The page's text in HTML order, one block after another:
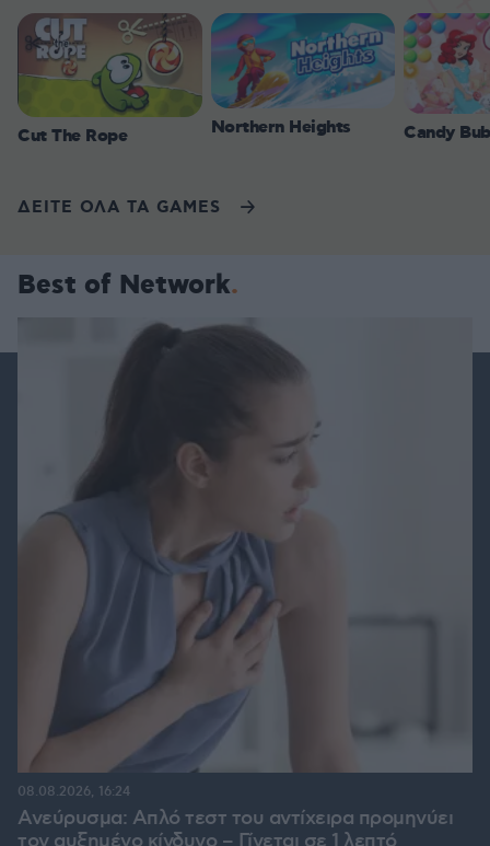
Cut The Rope Northern Heights Candy
ΔΕΙΤΕ ΟΛΑ ΤΑ GAMES
Best of Network
Ανεύρυσμα: Απλό τεστ του αντίχειρα προμηνύει
08.08.2026, 16:24